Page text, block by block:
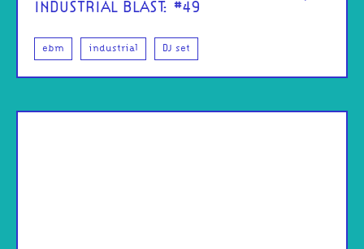
INDUSTRIAL BLAST: #49
ebm industrial DJ set